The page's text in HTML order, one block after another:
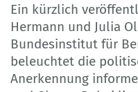
Ein kürzlich
Hermann und Julia
Bundesinstitut für
beleuchtet die
Anerkennung